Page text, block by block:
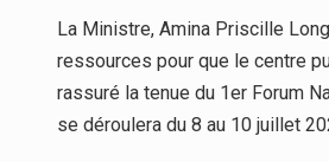
La Ministre, Amina Priscille
ressources pour que le centre
rassuré la tenue du 1er Forum
se déroulera du 8 au 10 juillet